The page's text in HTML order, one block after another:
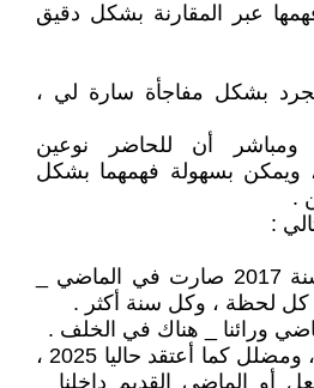
عبر المقارنة بشكل دقيق
بشكل مفاجأة سارة لي ،
أن للحاضر نوعين
ويمكن بسهولة فهمهما بشكل
.
:
نحن الآن في 2018 ، سنة 2017 صارت في الماضي _
كل لحظة ، وكل سنة أكثر .
ورائنا _ هناك في الخلف .
بالطبع ذلك التصور خطأ ، ومضلل كما أعتقد حاليا 2025 ،
أو الماضي القديم داخلنا _